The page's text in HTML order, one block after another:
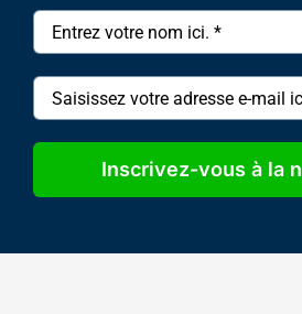
Inscrivez-vous à la